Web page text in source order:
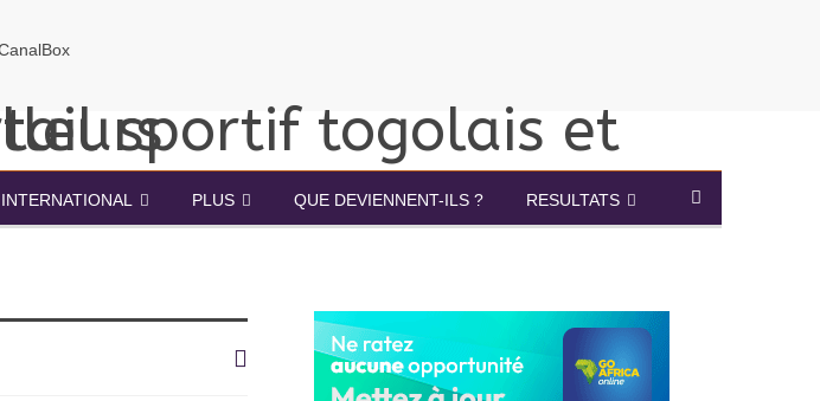
INTERNATIONAL PLUS QUE DEVIENNENT-ILS ? RESULTATS